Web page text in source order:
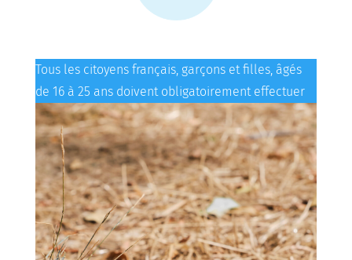
Tous les citoyens français, garçons et filles, âgés
de 16 à 25 ans doivent obligatoirement effectuer
leur recensement citoyen, en ligne ou en...